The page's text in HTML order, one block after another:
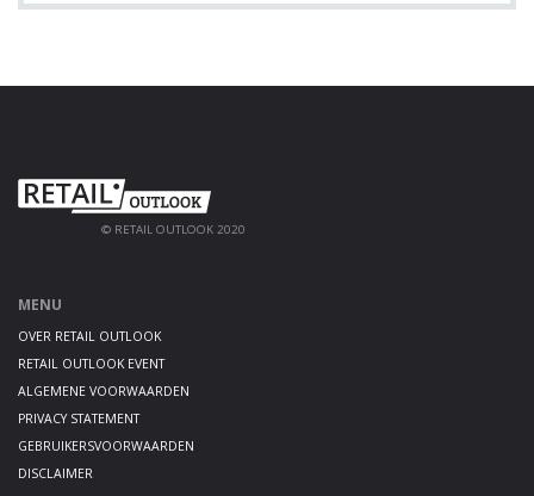
© RETAIL OUTLOOK 2020
MENU
OVER RETAIL OUTLOOK
RETAIL OUTLOOK EVENT
ALGEMENE VOORWAARDEN
PRIVACY STATEMENT
GEBRUIKERSVOORWAARDEN
DISCLAIMER